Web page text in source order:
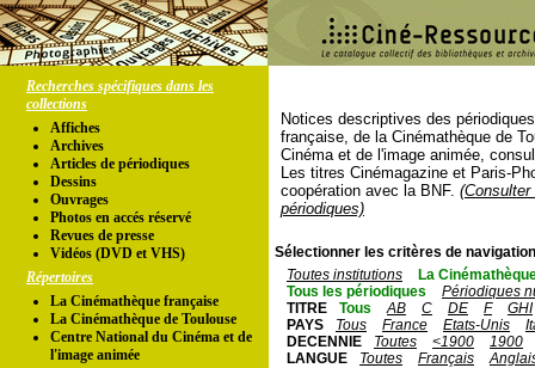
Recherches spécifiques dans les
collections
Affiches
Archives
Articles de périodiques
Dessins
Ouvrages
Photos en accés réservé
Revues de presse
Vidéos (DVD et VHS)
Répertoires
La Cinémathèque française
La Cinémathèque de Toulouse
Centre National du Cinéma et de
l'image animée
Notices descriptives des
française, de la Cinémathèque de
Cinéma et de l'image animée,
Les titres Cinémagazine et Paris-
coopération avec la BNF.
périodiques)
Sélectionner les critères de
Toutes institutions
La
Tous les périodiques
Périodiques
TITRE
Tous AB C DE F
GHI
PAYS
Tous France Etats-Unis
DECENNIE
Toutes <1900
1900
LANGUE
Toutes Français